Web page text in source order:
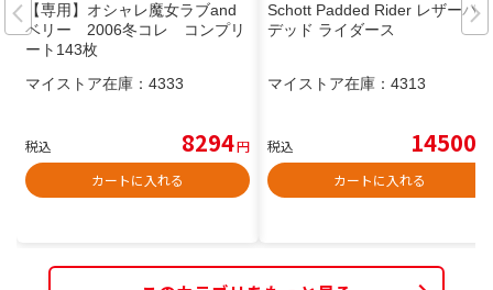
【専用】オシャレ魔女ラブand
ベリー 2006冬コレ コンプリ
ート143枚
マイストア在庫： 4333
税込 8294円
カートに入れる
Schott Padded Rider レザーパ
デッド ライダース
マイストア在庫： 4313
税込 14500
カートに入れる